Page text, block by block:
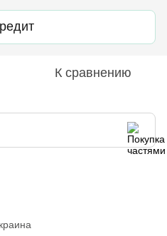
К сравнению